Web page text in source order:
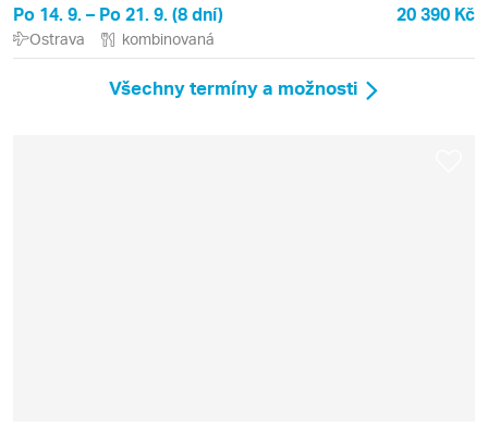
Po 14. 9. – Po 21. 9. (8 dní) 20 390 Kč
Ostrava kombinovaná
Všechny termíny a možnosti